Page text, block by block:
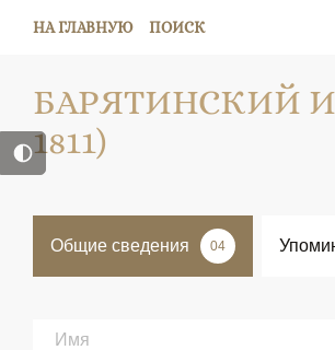
НА ГЛАВНУЮ ПОИСК
БАРЯТИНСКИЙ
1811)
Общие сведения 04
Имя